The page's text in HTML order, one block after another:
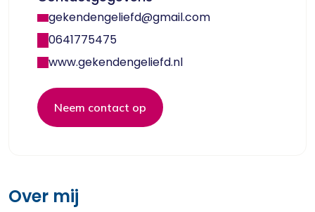
Over mij
gekendengeliefd@gmail.com
0641775475
www.gekendengeliefd.nl
Neem contact op